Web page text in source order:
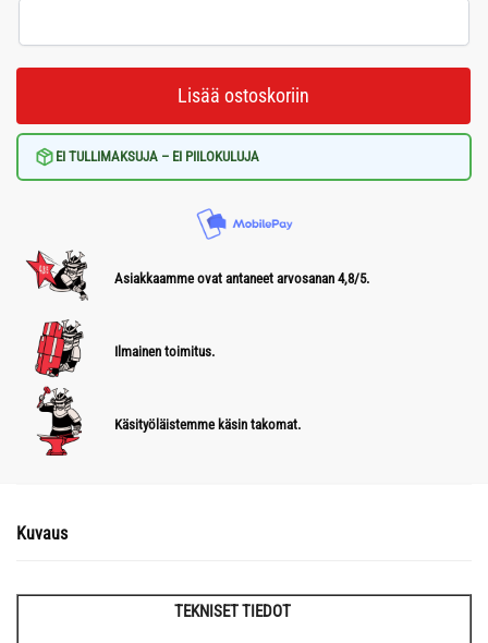
Lisää ostoskoriin
EI TULLIMAKSUJA – EI PIILOKULUJA
Asiakkaamme ovat antaneet arvosanan 4,8/5.
Ilmainen toimitus.
Käsityöläistemme käsin takomat.
Kuvaus
TEKNISET TIEDOT